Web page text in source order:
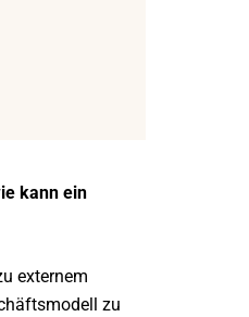
kann ein
externem
zu